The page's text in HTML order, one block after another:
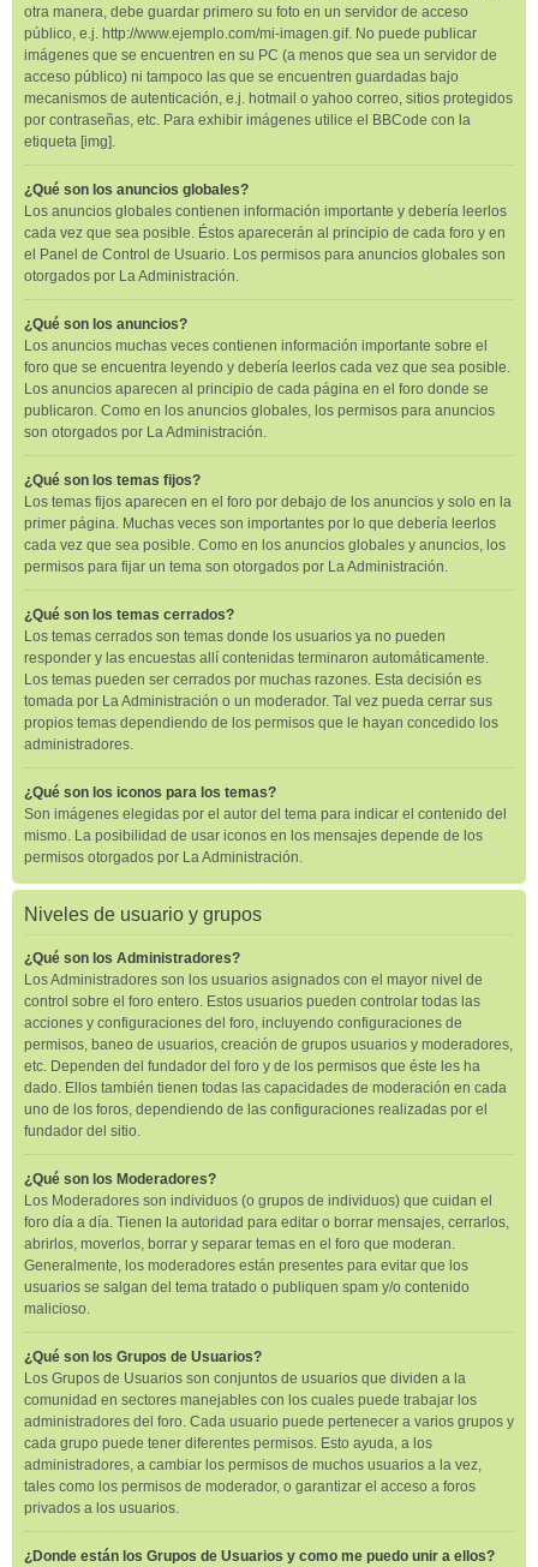
otra manera, debe guardar primero su foto en un servidor de acceso
público, e.j. http://www.ejemplo.com/mi-imagen.gif. No puede publicar
imágenes que se encuentren en su PC (a menos que sea un servidor de
acceso público) ni tampoco las que se encuentren guardadas bajo
mecanismos de autenticación, e.j. hotmail o yahoo correo, sitios protegidos
por contraseñas, etc. Para exhibir imágenes utilice el BBCode con la
etiqueta [img].
¿Qué son los anuncios globales?
Los anuncios globales contienen información importante y debería leerlos
cada vez que sea posible. Éstos aparecerán al principio de cada foro y en
el Panel de Control de Usuario. Los permisos para anuncios globales son
otorgados por La Administración.
¿Qué son los anuncios?
Los anuncios muchas veces contienen información importante sobre el
foro que se encuentra leyendo y debería leerlos cada vez que sea posible.
Los anuncios aparecen al principio de cada página en el foro donde se
publicaron. Como en los anuncios globales, los permisos para anuncios
son otorgados por La Administración.
¿Qué son los temas fijos?
Los temas fijos aparecen en el foro por debajo de los anuncios y solo en la
primer página. Muchas veces son importantes por lo que debería leerlos
cada vez que sea posible. Como en los anuncios globales y anuncios, los
permisos para fijar un tema son otorgados por La Administración.
¿Qué son los temas cerrados?
Los temas cerrados son temas donde los usuarios ya no pueden
responder y las encuestas allí contenidas terminaron automáticamente.
Los temas pueden ser cerrados por muchas razones. Esta decisión es
tomada por La Administración o un moderador. Tal vez pueda cerrar sus
propios temas dependiendo de los permisos que le hayan concedido los
administradores.
¿Qué son los iconos para los temas?
Son imágenes elegidas por el autor del tema para indicar el contenido del
mismo. La posibilidad de usar iconos en los mensajes depende de los
permisos otorgados por La Administración.
Niveles de usuario y grupos
¿Qué son los Administradores?
Los Administradores son los usuarios asignados con el mayor nivel de
control sobre el foro entero. Estos usuarios pueden controlar todas las
acciones y configuraciones del foro, incluyendo configuraciones de
permisos, baneo de usuarios, creación de grupos usuarios y moderadores,
etc. Dependen del fundador del foro y de los permisos que éste les ha
dado. Ellos también tienen todas las capacidades de moderación en cada
uno de los foros, dependiendo de las configuraciones realizadas por el
fundador del sitio.
¿Qué son los Moderadores?
Los Moderadores son individuos (o grupos de individuos) que cuidan el
foro día a día. Tienen la autoridad para editar o borrar mensajes, cerrarlos,
abrirlos, moverlos, borrar y separar temas en el foro que moderan.
Generalmente, los moderadores están presentes para evitar que los
usuarios se salgan del tema tratado o publiquen spam y/o contenido
malicioso.
¿Qué son los Grupos de Usuarios?
Los Grupos de Usuarios son conjuntos de usuarios que dividen a la
comunidad en sectores manejables con los cuales puede trabajar los
administradores del foro. Cada usuario puede pertenecer a varios grupos y
cada grupo puede tener diferentes permisos. Esto ayuda, a los
administradores, a cambiar los permisos de muchos usuarios a la vez,
tales como los permisos de moderador, o garantizar el acceso a foros
privados a los usuarios.
¿Donde están los Grupos de Usuarios y como me puedo unir a ellos?